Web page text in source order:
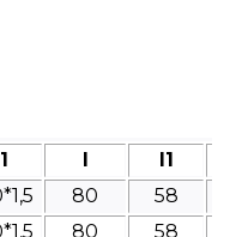
l l1
80 58
80 58